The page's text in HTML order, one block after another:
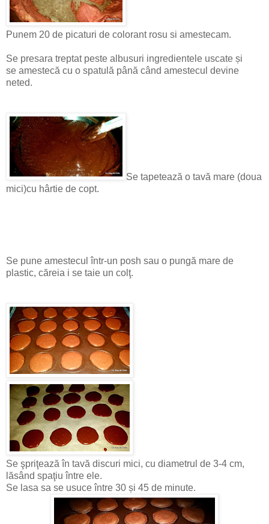
Punem 20 de picaturi de colorant rosu si amestecam.
Se presara treptat peste albusuri ingredientele uscate și
se amestecă cu o spatulă până când amestecul devine
neted.
Se tapetează o tavă mare (doua
mici)cu hârtie de copt.
Se pune amestecul într-un posh sau o pungă mare de
plastic, căreia i se taie un colţ.
Se şpriţează în tavă discuri mici, cu diametrul de 3-4 cm,
lăsând spaţiu între ele.
Se lasa sa se usuce între 30 și 45 de minute.